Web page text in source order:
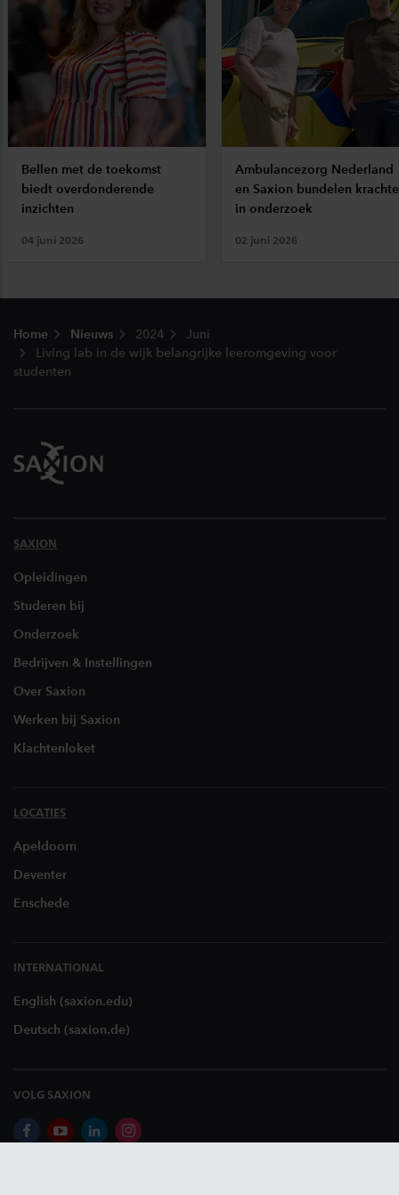
Bellen met de toekomst
biedt overdonderende
inzichten
04 juni 2026
Ambulancezorg Nederland
en Saxion bundelen
in onderzoek
02 juni 2026
Home Nieuws 2024
Juni
Living lab in de wijk belangrijke leeromgeving voor
studenten
SAXION
Opleidingen
Studeren bij
Onderzoek
Bedrijven & Instellingen
Over Saxion
Werken bij Saxion
Klachtenloket
LOCATIES
Apeldoorn
Deventer
Enschede
INTERNATIONAL
English (saxion.edu)
Deutsch (saxion.de)
VOLG SAXION
facebookyoutubelinkedininstagram